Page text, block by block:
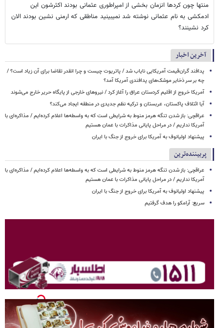
منتها چون کردها انزمان بخشی از امپراطوری عثمانی بودند اکثرشون این
ادمکشی به نام عثمانی نوشته شد نمیبینید مناطقی که ارمنی نشین بودند الان
کرد نشینند؟
آخرین اخبار
پدافند گران‌قیمت آمریکایی نایاب شد / پاتریوت چیست و چرا انقدر تقاضا برای آن زیاد است؟ /
چه بر سر ذخایر موشک‌های پدافندی آمریکا آمد؟
آمریکا خروج از اقلیم کردستان عراق را آغاز کرد / نیروهای خارجی از پایگاه حریر خارج می‌شوند
آیا ائتلاف پاکستان، عربستان و ترکیه نظم جدیدی در منطقه ایجاد می‌کند؟
عراقچی: باز شدن تنگه هرمز منوط به شرایطی است که به واسطه‌ها اعلام کرده‌ایم / مذاکره‌ای با
آمریکا نداریم / در مراحل پایانی مذاکرات با عمان هستیم
پیشنهاد اولیانوف به آمریکا برای خروج از جنگ با ایران
پربیننده‌ترین
عراقچی: باز شدن تنگه هرمز منوط به شرایطی است که به واسطه‌ها اعلام کرده‌ایم / مذاکره‌ای با
آمریکا نداریم / در مراحل پایانی مذاکرات با عمان هستیم
پیشنهاد اولیانوف به آمریکا برای خروج از جنگ با ایران
سریع: آرامکو را هدف گرفتیم